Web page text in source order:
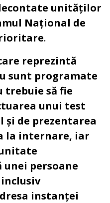
unităților
Național de
.
reprezintă
sunt programate
să fie
unui test
și de prezentarea
la internare, iar
persoane
instanței